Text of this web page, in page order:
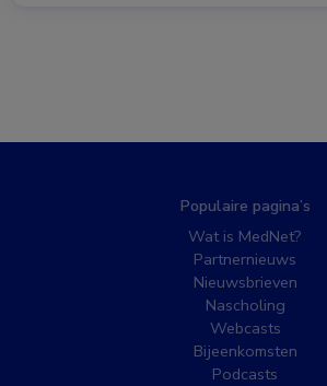
Populaire pagina’s
Wat is MedNet?
Partnernieuws
Nieuwsbrieven
Nascholing
Webcasts
Bijeenkomsten
Podcasts